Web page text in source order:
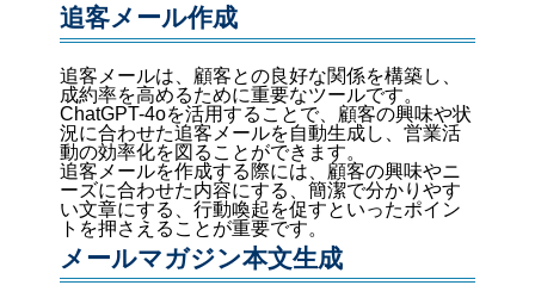
追客メール作成
追客メールは、顧客との良好な関係を構築し、
成約率を高めるために重要なツールです。
ChatGPT-4oを活用することで、顧客の興味や状
況に合わせた追客メールを自動生成し、営業活
動の効率化を図ることができます。
追客メールを作成する際には、顧客の興味やニ
ーズに合わせた内容にする、簡潔で分かりやす
い文章にする、行動喚起を促すといったポイン
トを押さえることが重要です。
メールマガジン本文生成